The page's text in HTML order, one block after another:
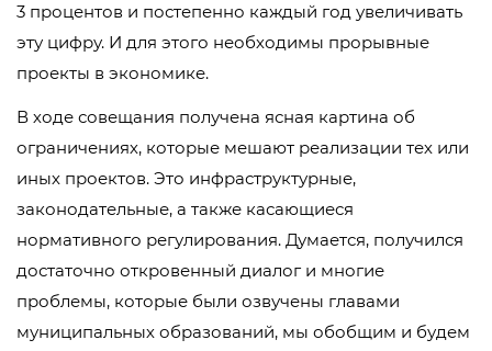
3 процентов и постепенно каждый год увеличивать
эту цифру. И для этого необходимы прорывные
проекты в экономике.
В ходе совещания получена ясная картина об
ограничениях, которые мешают реализации тех или
иных проектов. Это инфраструктурные,
законодательные, а также касающиеся
нормативного регулирования. Думается, получился
достаточно откровенный диалог и многие
проблемы, которые были озвучены главами
муниципальных образований, мы обобщим и будем